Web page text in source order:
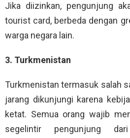
Jika diizinkan, pengunjung
tourist card, berbeda dengan
warga negara lain.
3. Turkmenistan
Turkmenistan termasuk salah
jarang dikunjungi karena
ketat. Semua orang wajib
segelintir pengunjung